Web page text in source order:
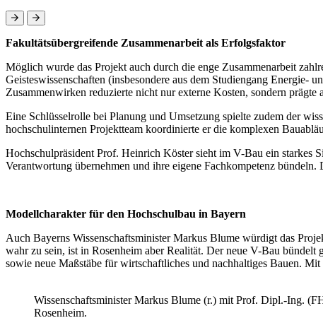
Fakultätsübergreifende Zusammenarbeit als Erfolgsfaktor
Möglich wurde das Projekt auch durch die enge Zusammenarbeit
Geisteswissenschaften (insbesondere aus dem Studiengang
Zusammenwirken reduzierte nicht nur externe Kosten, sondern
Eine Schlüsselrolle bei Planung und Umsetzung spielte zudem der
hochschulinternen Projektteam koordinierte er die komplexen
Hochschulpräsident Prof. Heinrich Köster sieht im V-Bau ein starkes
Verantwortung übernehmen und ihre eigene Fachkompetenz
Modellcharakter für den Hochschulbau in Bayern
Auch Bayerns Wissenschaftsminister Markus Blume würdigt das
wahr zu sein, ist in Rosenheim aber Realität. Der neue V-Bau
sowie neue Maßstäbe für wirtschaftliches und nachhaltiges Bauen.
Wissenschaftsminister Markus Blume (r.) mit Prof. Dipl.-Ing.
Rosenheim.